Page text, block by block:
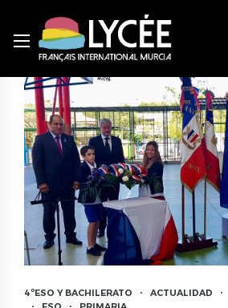
4ºESO Y BACHILERATO ACTUALIDAD